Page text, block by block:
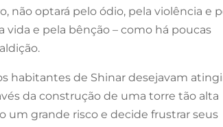
não optará pelo ódio, pela violência e
vida e pela bênção – como há poucas
habitantes de Shinar desejavam
da construção de uma torre tão alta
um grande risco e decide frustrar seus